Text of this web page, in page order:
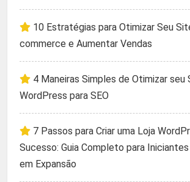
10 Estratégias para Otimizar Seu
commerce e Aumentar Vendas
4 Maneiras Simples de Otimizar seu
WordPress para SEO
7 Passos para Criar uma Loja
Sucesso: Guia Completo para
em Expansão